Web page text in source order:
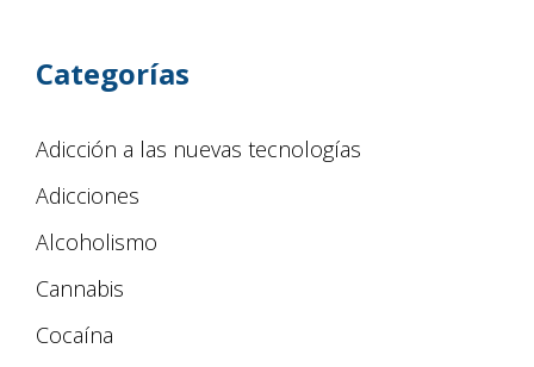
Categorías
Adicción a las nuevas tecnologías
Adicciones
Alcoholismo
Cannabis
Cocaína